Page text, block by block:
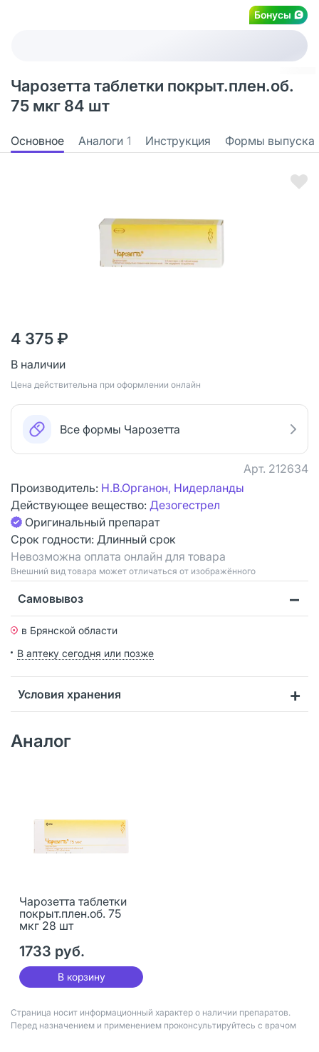
Бонусы
Чарозетта таблетки покрыт.плен.об.
75 мкг 84 шт
Основное Аналоги 1 Инструкция Формы выпуска
4 375 ₽
В наличии
Цена действительна при оформлении онлайн
Все формы Чарозетта
Арт. 212634
Производитель: Н.В.Органон, Нидерланды
Действующее вещество: Дезогестрел
Оригинальный препарат
Срок годности: Длинный срок
Невозможна оплата онлайн для товара
Bнешний вид товара может отличаться от изображённого
Самовывоз
в Брянской области
В аптеку сегодня или позже
Условия хранения
Аналог
Чарозетта таблетки
покрыт.плен.об. 75
мкг 28 шт
1733 руб.
В корзину
Страница носит информационный характер о наличии препаратов.
Перед назначением и применением проконсультируйтесь с врачом